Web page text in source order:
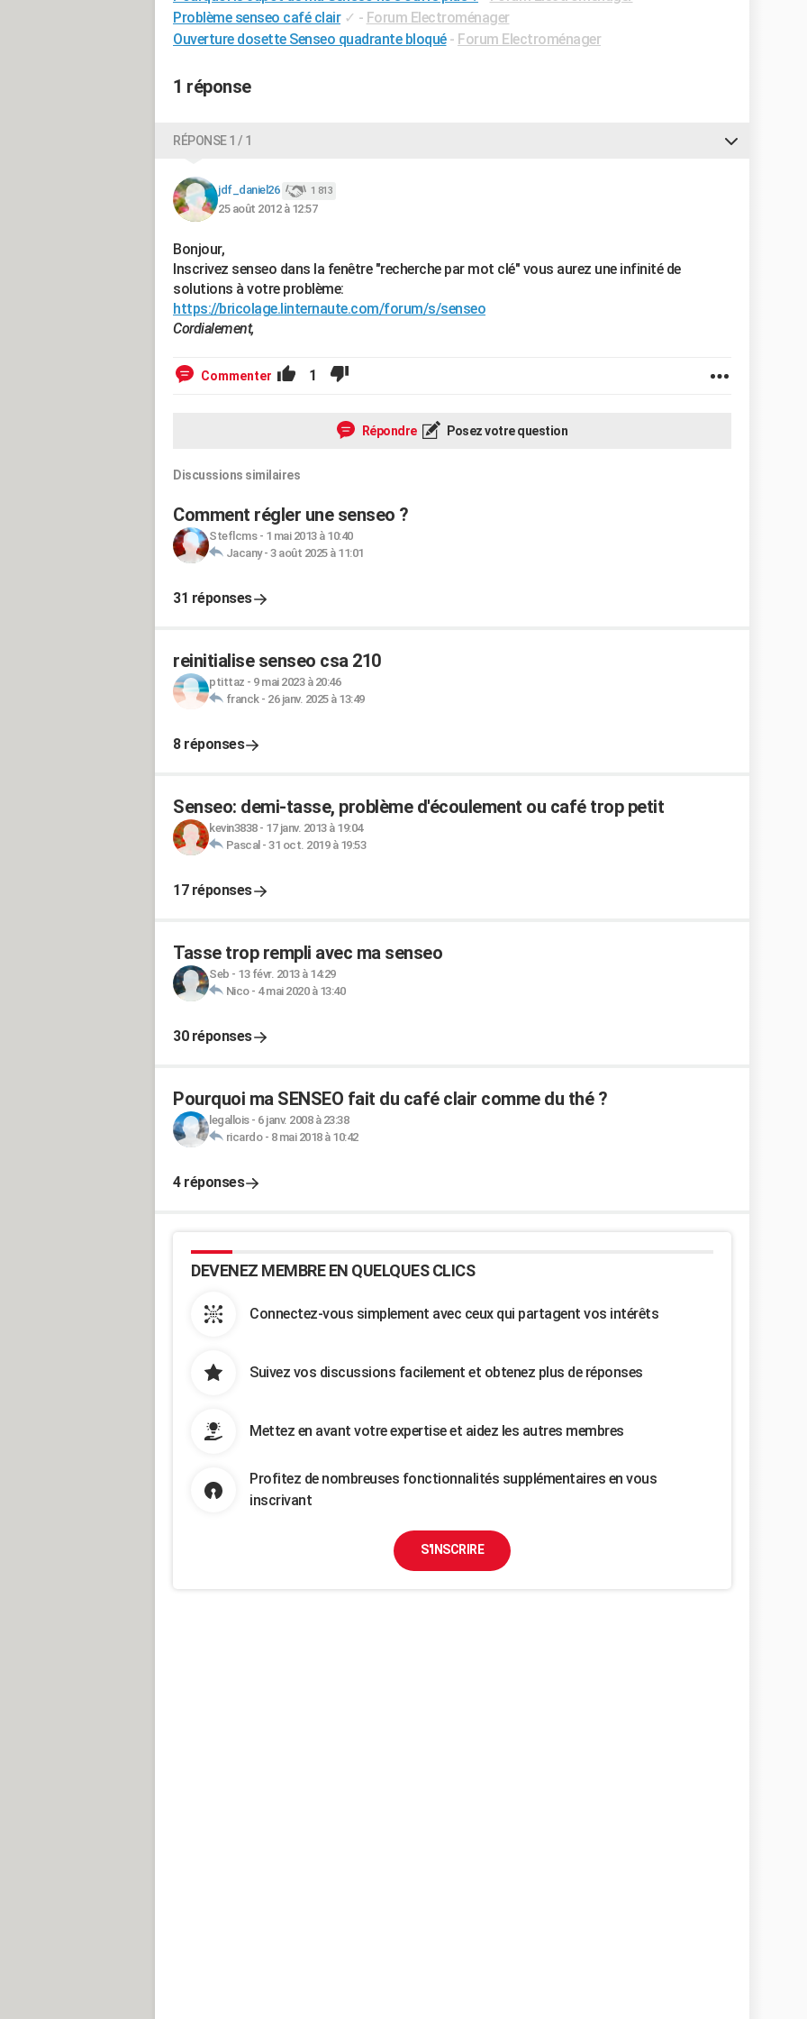
Problème senseo café clair ✓ - Forum Electroménager
Ouverture dosette Senseo quadrante bloqué - Forum Electroménager
1 réponse
RÉPONSE 1 / 1
jdf_daniel26 1 813
25 août 2012 à 12:57
Bonjour,
Inscrivez senseo dans la fenêtre "recherche par mot clé" vous aurez une infinité de
solutions à votre problème:
https://bricolage.linternaute.com/forum/s/senseo
Cordialement,
Commenter 1
Répondre Posez votre question
Discussions similaires
Comment régler une senseo ?
Steflcms- 1 mai 2013 à 10:40
Jacany- 3 août 2025 à 11:01
31 réponses
reinitialise senseo csa 210
ptittaz - 9 mai 2023 à 20:46
franck- 26 janv. 2025 à 13:49
8 réponses
Senseo: demi-tasse, problème d'écoulement ou café trop petit
kevin3838- 17 janv. 2013 à 19:04
Pascal - 31 oct. 2019 à 19:53
17 réponses
Tasse trop rempli avec ma senseo
Seb - 13 févr. 2013 à 14:29
Nico- 4 mai 2020 à 13:40
30 réponses
Pourquoi ma SENSEO fait du café clair comme du thé ?
legallois- 6 janv. 2008 à 23:38
ricardo- 8 mai 2018 à 10:42
4 réponses
DEVENEZ MEMBRE EN QUELQUES CLICS
Connectez-vous simplement avec ceux qui partagent vos intérêts
Suivez vos discussions facilement et obtenez plus de réponses
Mettez en avant votre expertise et aidez les autres membres
Profitez de nombreuses fonctionnalités supplémentaires en vous
inscrivant
S'INSCRIRE